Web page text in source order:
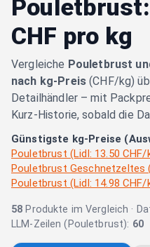
CHF pro kg
Vergleiche Pouletbrust
nach kg-Preis(CHF/kg)
Detailhändler – mit
Kurz-Historie, sobald die
Günstigste kg-Preise
Pouletbrust (Lidl: 13.50 CHF/
Pouletbrust Geschnetzeltes
Pouletbrust (Lidl: 14.98 CHF/
58 Produkte im Vergleich ·
LLM-Zeilen (Pouletbrust): 60